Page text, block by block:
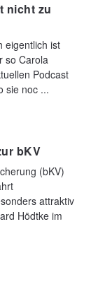
nicht zu
eigentlich ist
so Carola
Podcast
sie noc ...
bKV
(bKV)
attraktiv
Hödtke im